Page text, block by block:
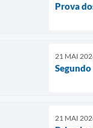
Prova
21 MAI
21 MAI